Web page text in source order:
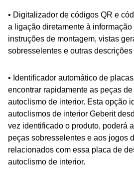
• Digitalizador de códigos QR e
a ligação diretamente à
instruções de montagem, vistas
sobresselentes e outras descrições
• Identificador automático de
encontrar rapidamente as peças
autoclismo de interior. Esta opção
autoclismos de interior Geberit
vez identificado o produto, poderá
peças sobresselentes e aos jogos
relacionados com essa placa de
autoclismo de interior.